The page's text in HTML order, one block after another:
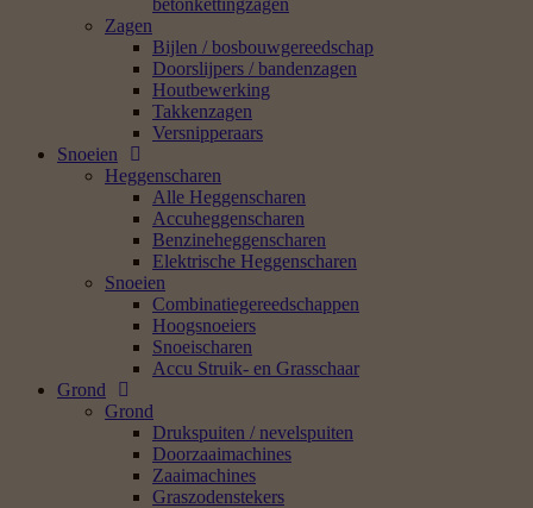
betonkettingzagen
Zagen
Bijlen / bosbouwgereedschap
Doorslijpers / bandenzagen
Houtbewerking
Takkenzagen
Versnipperaars
Snoeien
Heggenscharen
Alle Heggenscharen
Accuheggenscharen
Benzineheggenscharen
Elektrische Heggenscharen
Snoeien
Combinatiegereedschappen
Hoogsnoeiers
Snoeischaren
Accu Struik- en Grasschaar
Grond
Grond
Drukspuiten / nevelspuiten
Doorzaaimachines
Zaaimachines
Graszodenstekers